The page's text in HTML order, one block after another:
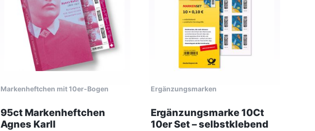
Markenheftchen mit 10er-Bogen
95ct Markenheftchen
Agnes Karll
Ergänzungsmarken
Ergänzungsmarke 10Ct
10er Set – selbstklebend